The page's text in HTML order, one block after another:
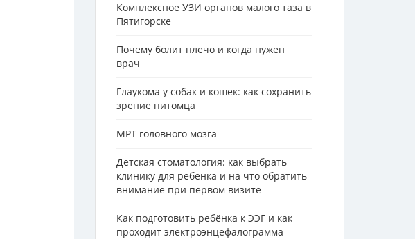
Комплексное УЗИ органов малого таза в
Пятигорске
Почему болит плечо и когда нужен
врач
Глаукома у собак и кошек: как сохранить
зрение питомца
МРТ головного мозга
Детская стоматология: как выбрать
клинику для ребенка и на что обратить
внимание при первом визите
Как подготовить ребёнка к ЭЭГ и как
проходит электроэнцефалограмма